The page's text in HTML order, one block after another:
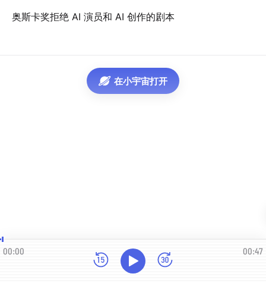
奥斯卡奖拒绝 AI 演员和 AI 创作的剧本
在小宇宙打开
00:00 00:47